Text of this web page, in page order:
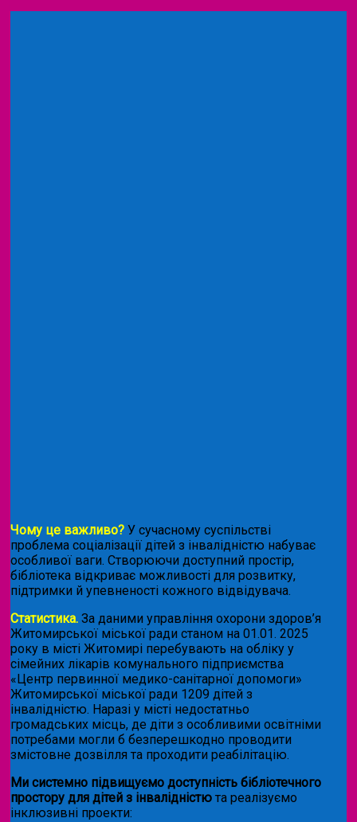
Чому це важливо? У сучасному суспільстві
проблема соціалізації дітей з інвалідністю набуває
особливої ваги. Створюючи доступний простір,
бібліотека відкриває можливості для розвитку,
підтримки й упевненості кожного відвідувача.
Статистика. За даними управління охорони здоров’я
Житомирської міської ради станом на 01.01. 2025
року в місті Житомирі перебувають на обліку у
сімейних лікарів комунального підприємства
«Центр первинної медико-санітарної допомоги»
Житомирської міської ради 1209 дітей з
інвалідністю. Наразі у місті недостатньо
громадських місць, де діти з особливими освітніми
потребами могли б безперешкодно проводити
змістовне дозвілля та проходити реабілітацію.
Ми системно підвищуємо доступність бібліотечного
простору для дітей з інвалідністю та реалізуємо
інклюзивні проекти: